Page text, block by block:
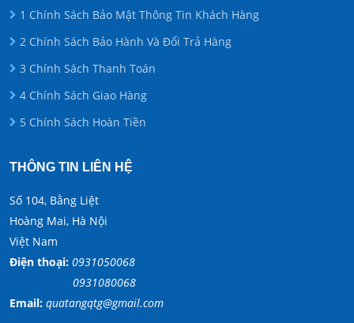
1 Chính Sách Bảo Mật Thông Tin Khách Hàng
2 Chính Sách Bảo Hành Và Đổi Trả Hàng
3 Chính Sách Thanh Toán
4 Chính Sách Giao Hàng
5 Chính Sách Hoàn Tiền
THÔNG TIN LIÊN HỆ
Số 104, Bằng Liệt
Hoàng Mai, Hà Nội
Việt Nam
Điện thoại: 0931050068
0931080068
Email: quatangqtg@gmail.com